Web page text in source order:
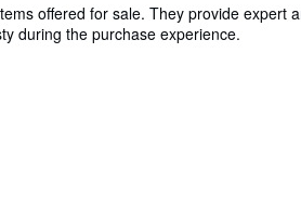
offered for sale. They provide expert
during the purchase experience.